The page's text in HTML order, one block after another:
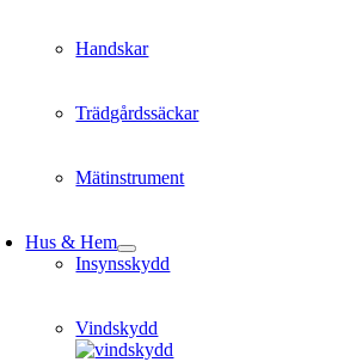
Handskar
Trädgårdssäckar
Mätinstrument
Hus & Hem
Insynsskydd
Vindskydd